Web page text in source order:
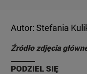
Autor: Stefania
Źródło zdjęcia
PODZIEL SIĘ